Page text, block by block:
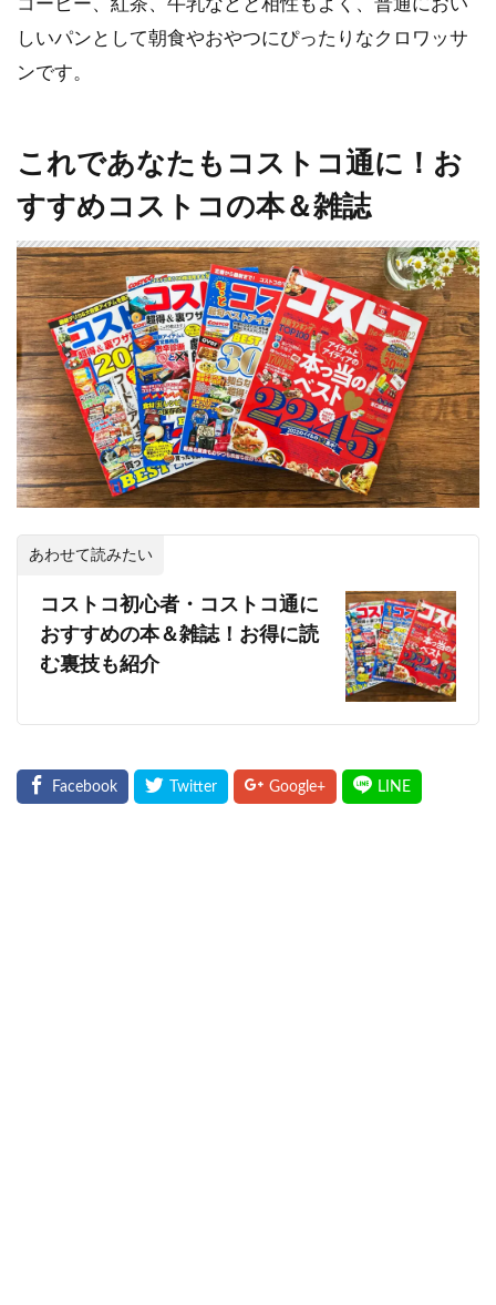
しいパンとして朝食やおやつにぴったりなクロワッサ
ンです。
これであなたもコストコ通に！お
すすめコストコの本＆雑誌
あわせて読みたい
コストコ初心者・コストコ通に
おすすめの本＆雑誌！お得に読
む裏技も紹介